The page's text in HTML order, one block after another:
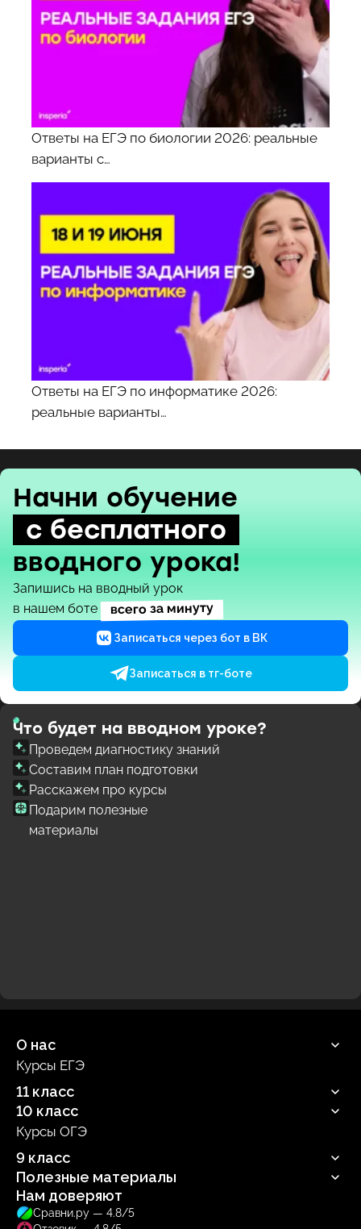
Ответы на ЕГЭ по биологии 2026: реальные
варианты с…
Ответы на ЕГЭ по информатике 2026:
реальные варианты…
Начни обучение
с бесплатного
вводного урока!
Запишись на вводный урок
в нашем боте
всего за минуту
Записаться через бот в ВК
Записаться в тг-боте
Что будет на вводном уроке?
Проведем диагностику знаний
Составим план подготовки
Расскажем про курсы
Подарим полезные
материалы
О нас
Продюсерский центр
Курсы ЕГЭ
11 класс
Русский язык
Профильная математика
Обществознание
Биология
10 класс
Русский язык
Профильная математика
Информатика
Обществознание
Биология
Курсы ОГЭ
9 класс
Русский язык
Полезные материалы
Блог
Учебник
Нам доверяют
Сравни.ру — 4.8/5